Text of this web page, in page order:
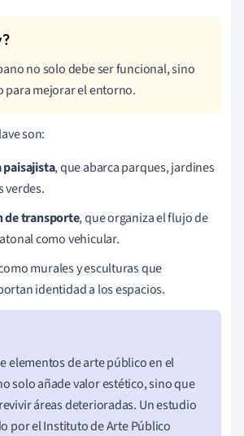
no solo debe ser funcional, sino
para mejorar el entorno.
son:
, que abarca parques, jardines
verdes.
de transporte, que organiza el flujo de
como vehicular.
murales y esculturas que
identidad a los espacios.
elementos de arte público en el
solo añade valor estético, sino que
áreas deterioradas. Un estudio
por el Instituto de Arte Público